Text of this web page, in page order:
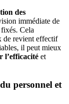
des
immédiate de
Cela
de revient effectif
il peut mieux
l’efficacité et
personnel et